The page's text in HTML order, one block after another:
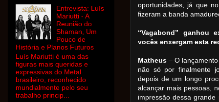
oportunidades, já que
fizeram a banda
“Vagabond” ganhou
vocês enxergam esta
Matheus – O
não só por finalmente
depois de um longo
alcançar mais pessoas,
impressão dessa
Entrevista: Luís
Mariutti - A
Reunião do
Shaman, Um
Pouco de
História e Planos Futuros
Luís Mariutti é uma das
figuras mais queridas e
expressivas do Metal
brasileiro, reconhecido
mundialmente pelo seu
trabalho princip...